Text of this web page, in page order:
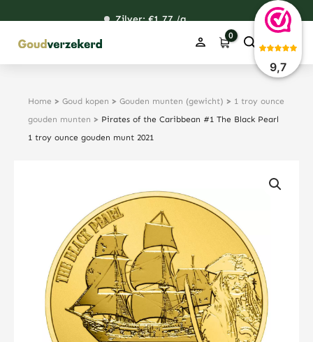
9,7
inhoud
120,76
Zilver: €1,77/g
48,67
38,39
Home > Goud kopen > Gouden munten (gewicht) > 1 troy ounce
gouden munten > Pirates of the Caribbean #1 The Black Pearl
1 troy ounce gouden munt 2021